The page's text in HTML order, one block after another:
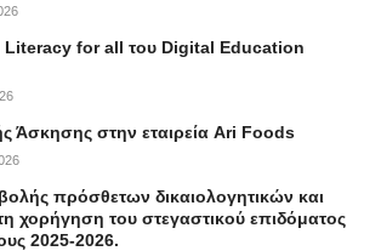
Literacy for all του Digital Education
Άσκησης στην εταιρεία Ari Foods
πρόσθετων δικαιολογητικών και
χορήγηση του στεγαστικού επιδόματος
2025-2026.